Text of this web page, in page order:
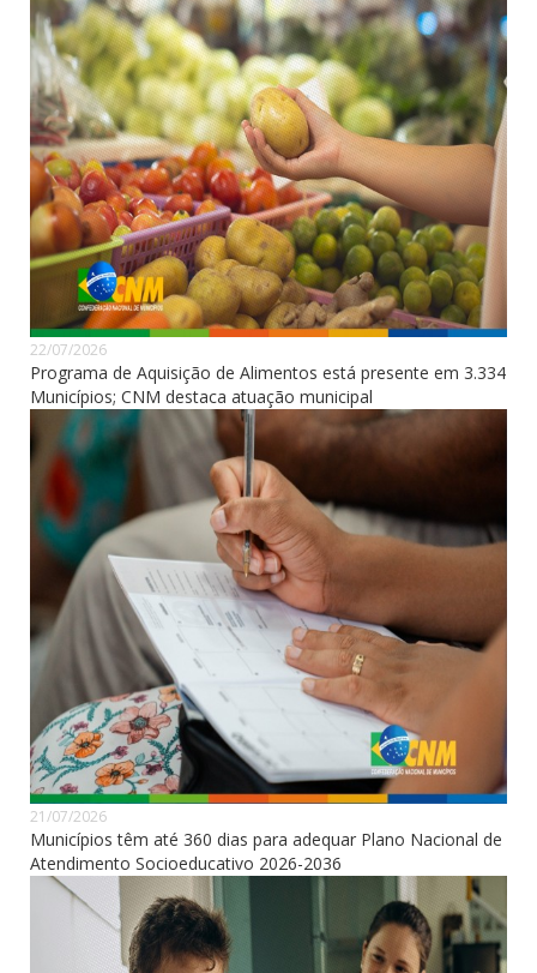
22/07/2026
Programa de Aquisição de Alimentos está presente em 3.334
Municípios; CNM destaca atuação municipal
21/07/2026
Municípios têm até 360 dias para adequar Plano Nacional de
Atendimento Socioeducativo 2026-2036